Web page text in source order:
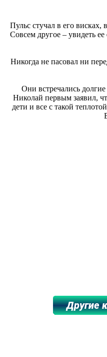
Пульс стучал в его
Совсем другое – увидеть
Никогда не пасовал ни
Они встречались
Николай первым заявил,
дети и все с такой